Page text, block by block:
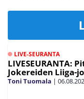
LIVE-SEURANTA
LIVESEURANTA:
Jokereiden Liiga-
Toni Tuomala |